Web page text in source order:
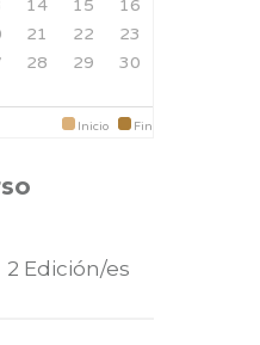
14 15
16
21 22
23
28 29
30
Inicio Fin
2 Edición/es